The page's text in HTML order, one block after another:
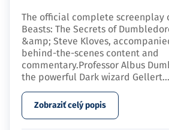
The official complete screenplay
Beasts: The Secrets of
&amp; Steve Kloves,
behind-the-scenes content and
commentary.Professor Albus
the powerful Dark wizard Gellert…
Zobraziť celý popis